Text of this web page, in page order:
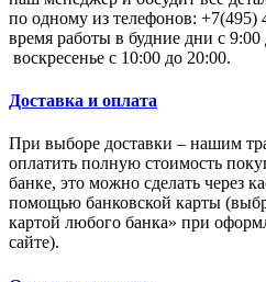
по одному из телефонов: +7(495)
время работы в будние дни с 9:00
воскресенье с 10:00 до 20:00.
Доставка и оплата
При выборе доставки – нашим
оплатить полную стоимость
банке, это можно сделать через
помощью банковской карты
картой любого банка» при
сайте).